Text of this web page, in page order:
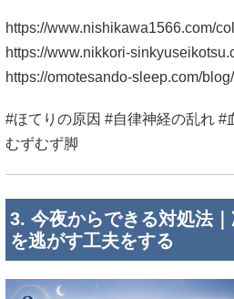
https://www.nishikawa1566.com/
https://www.nikkori-
https://omotesando-sleep.com/
#ほてりの原因 #自律神経の乱れ #
むずむず脚
3. 今夜からできる対処法
を逃がす工夫をする